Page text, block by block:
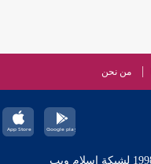
من نحن